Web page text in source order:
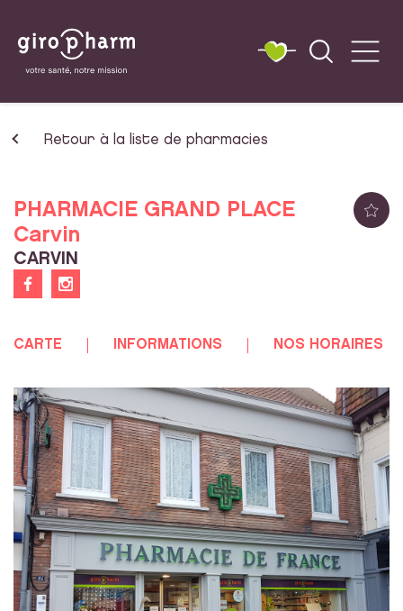
Retour à la liste de pharmacies
PHARMACIE GRAND PLACE
Carvin
CARVIN
CARTE INFORMATIONS NOS HORAIRES